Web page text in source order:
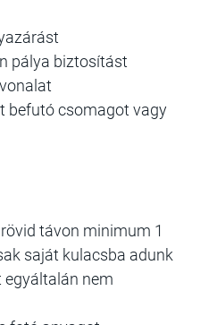
pálya biztosítást
befutó csomagot vagy
távon minimum 1
saját kulacsba adunk
nem